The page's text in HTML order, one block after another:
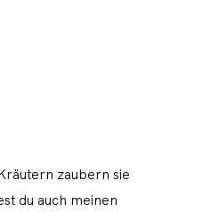
mezaubern sie
du auch meinen